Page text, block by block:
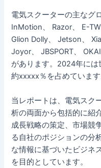
電気スクーターの主なグ
InMotion、 Razor、 E-
Glion Dolly、 Jetson、
Joyor、 JBSPORT、
があります。2024年に
約xxxxx％を占めています
当レポートは、電気スク
析の両面から包括的に紹
成長戦略の策定、市場競
る自社のポジションの分
な情報に基づいたビジネ
を目的としています。